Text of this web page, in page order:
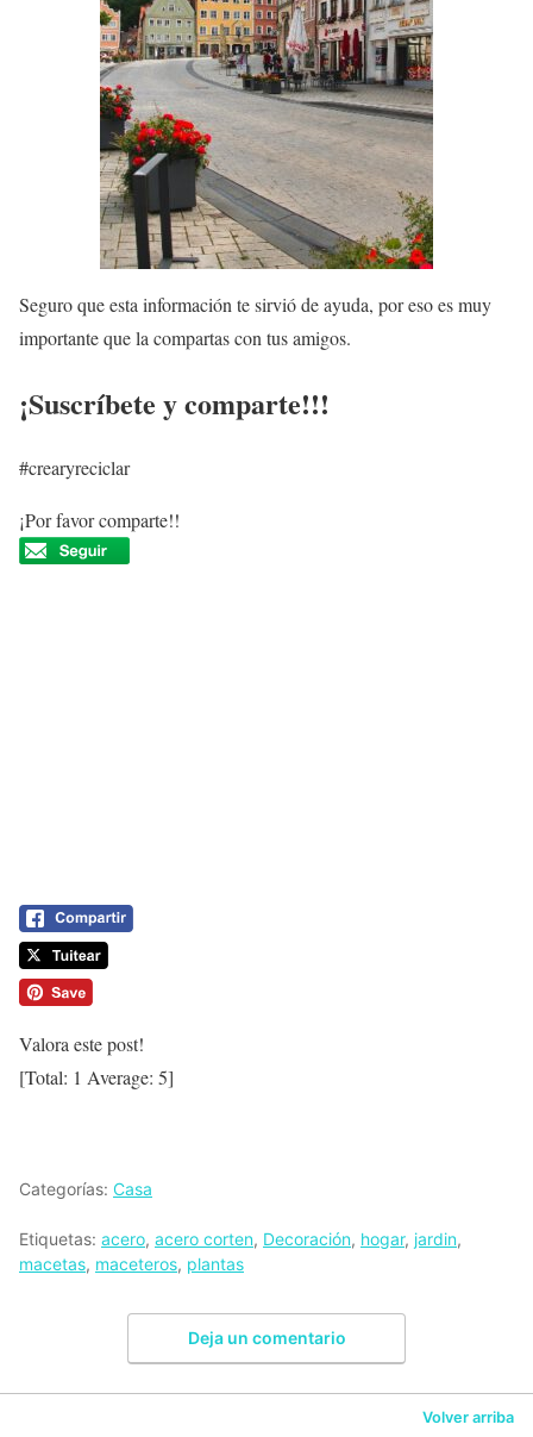
Seguro que esta información te sirvió de ayuda, por eso es muy
importante que la compartas con tus amigos.
¡Suscríbete y comparte!!!
#crearyreciclar
¡Por favor comparte!!
Valora este post!
[Total: 1 Average: 5]
Categorías: Casa
Etiquetas: acero, acero corten, Decoración, hogar, jardin,
macetas, maceteros, plantas
Deja un comentario
Volver arriba